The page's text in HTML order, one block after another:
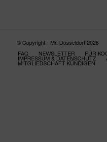
© Copyright - Mr. Düsseldorf 2026
FAQ
NEWSLETTER FÜR
IMPRESSUM & DATENSCHUTZ
MITGLIEDSCHAFT KÜNDIGEN